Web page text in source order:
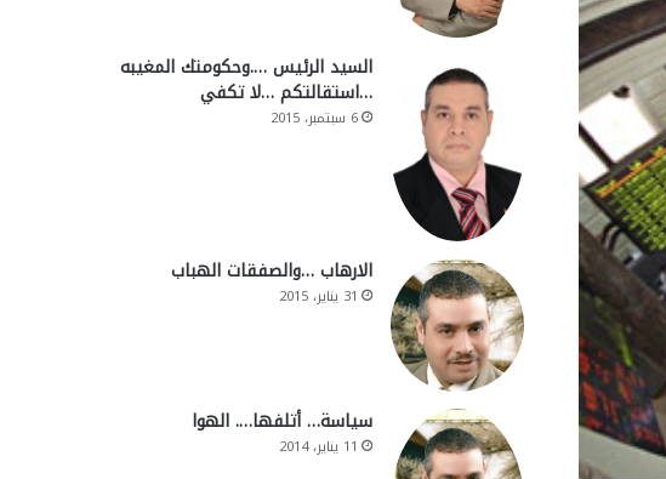
السيد الرئيس ….وحكومتك المغيبه
…استقالتكم …لا تكفي
6 سبتمبر، 2015
الارهاب …والصفقات الهباب
31 يناير، 2015
سياسة… أتلفها…. الهوا
11 يناير، 2014